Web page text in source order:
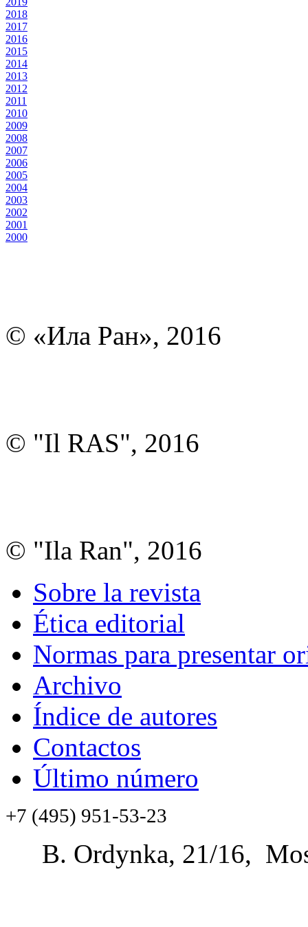
2018
2017
2016
2015
2014
2013
2012
2011
2010
2009
2008
2007
2006
2005
2004
2003
2002
2001
2000
© «Ила Ран», 2016
© "Il RAS", 2016
© "Ila Ran", 2016
Sobre la revista
Ética editorial
Normas para presentar
Archivo
Índice de autores
Contactos
Último número
+7 (495) 951-53-23
B. Ordynka, 21/16,